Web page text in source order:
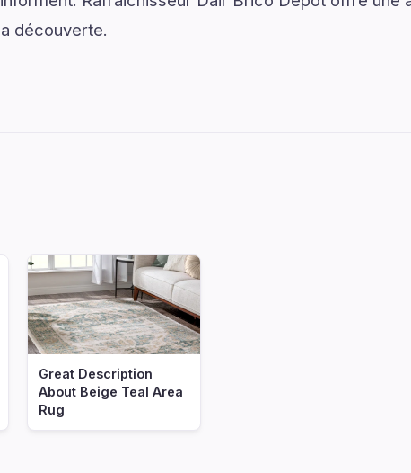
découverte.
Great Description
About Beige Teal Area
Rug